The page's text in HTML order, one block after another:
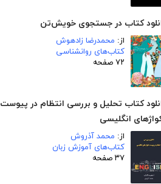
کتاب در جستجوی خویش‌تن
از: محمدرضا زادهوش
کتاب‌های روانشناسی
۷۲ صفحه
کتاب تحلیل و بررسی انتظام در پیوست
انگلیسی
از: محمد آذروش
کتاب‌های آموزش زبان
۳۷ صفحه